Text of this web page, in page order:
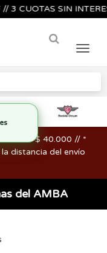
SIN
a los $ 40.000 // *
distancia del envío
del AMBA